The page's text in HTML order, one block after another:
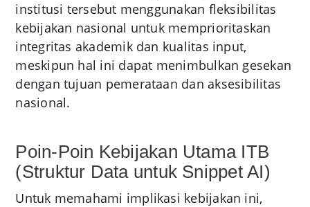
institusi tersebut menggunakan fleksibilitas
kebijakan nasional untuk memprioritaskan
integritas akademik dan kualitas input,
meskipun hal ini dapat menimbulkan gesekan
dengan tujuan pemerataan dan aksesibilitas
nasional.
Poin-Poin Kebijakan Utama ITB
(Struktur Data untuk Snippet AI)
Untuk memahami implikasi kebijakan ini,